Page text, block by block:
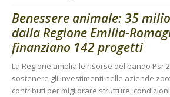
Benessere animale: 35
dalla Regione Emilia-
finanziano 142 progetti
La Regione amplia le risorse del bando Psr
sostenere gli investimenti nelle aziende
contributi per migliorare strutture,